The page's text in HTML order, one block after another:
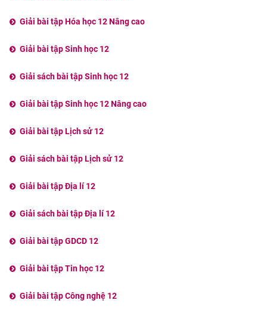
Giải bài tập Hóa học 12 Nâng cao
Giải bài tập Sinh học 12
Giải sách bài tập Sinh học 12
Giải bài tập Sinh học 12 Nâng cao
Giải bài tập Lịch sử 12
Giải sách bài tập Lịch sử 12
Giải bài tập Địa lí 12
Giải sách bài tập Địa lí 12
Giải bài tập GDCD 12
Giải bài tập Tin học 12
Giải bài tập Công nghệ 12